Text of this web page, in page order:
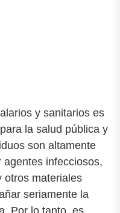
y sanitarios es
la salud pública y
son altamente
infecciosos,
otros materiales
seriamente la